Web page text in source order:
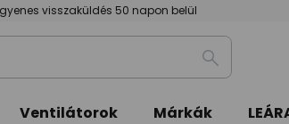
visszaküldés 50 napon belül
Keresés
Ventilátorok Márkák